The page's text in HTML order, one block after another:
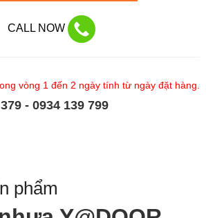
CALL NOW
vòng 1 đến 2 ngày tính từ ngày đặt hàng.
- 0934 139 799
phẩm